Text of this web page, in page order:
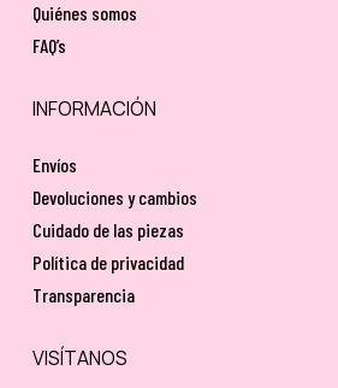
Quiénes somos
FAQ’s
INFORMACIÓN
Envíos
Devoluciones y cambios
Cuidado de las piezas
Política de privacidad
Transparencia
VISÍTANOS